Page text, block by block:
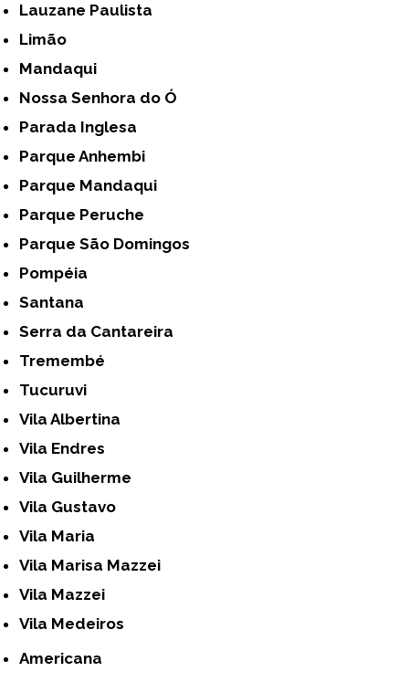
Lauzane Paulista
Limão
Mandaqui
Nossa Senhora do Ó
Parada Inglesa
Parque Anhembi
Parque Mandaqui
Parque Peruche
Parque São Domingos
Pompéia
Santana
Serra da Cantareira
Tremembé
Tucuruvi
Vila Albertina
Vila Endres
Vila Guilherme
Vila Gustavo
Vila Maria
Vila Marisa Mazzei
Vila Mazzei
Vila Medeiros
Americana